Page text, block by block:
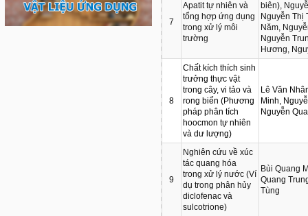
7
Apatit tự nhiên và
tổng hợp ứng dụng
trong xử lý môi
trường
biên),
Nguyễn Thị
Năm,
Nguyễn
Hương,
8
Chất kích thích sinh
trưởng thực vật
trong cây, vi tảo và
rong biển (Phương
pháp phân tích
hoocmon tự nhiên
và dư lượng)
Lê Văn
Minh,
Nguyễn
9
Nghiên cứu về xúc
tác quang hóa
trong xử lý nước (Ví
dụ trong phân hủy
diclofenac và
sulcotrione)
Bùi Quang
Quang
Tùng